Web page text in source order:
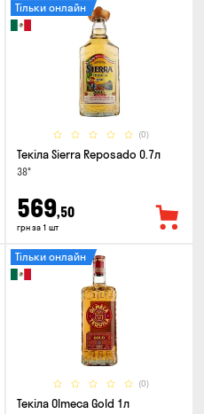
(0)
Тільки онлайн
Текіла Sierra Reposado 0.7л
38°
569,50
грн за 1 шт
(0)
Тільки онлайн
Текіла Olmeca Gold 1л